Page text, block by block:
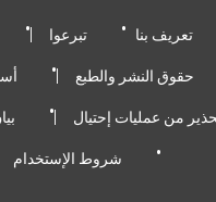
Footer
تعريف بنا تبرعوا
حقوق النشر والطبع
من عمليات إحتيال
شروط الإستخدام